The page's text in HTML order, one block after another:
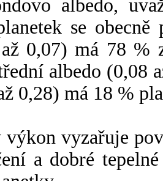
albedo,
se
0,07) má 78 %
albedo (0,08
0,28) má 18 %
výkon vyzařuje
a dobré